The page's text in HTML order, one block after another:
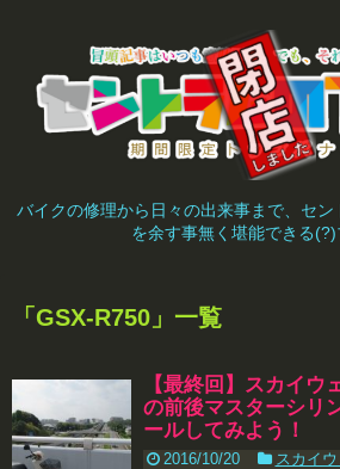
バイクの修理から日々の出来事まで、セ
を余す事無く堪能できる(?)
「 GSX-R750 」 一覧
【最終回】スカイウ
の前後マスターシリ
ールしてみよう！
2016/10/20
スカイ